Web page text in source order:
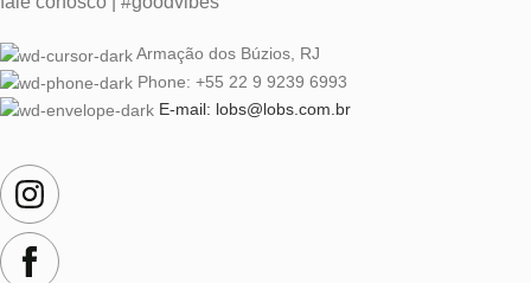
Armação dos Búzios, RJ
Phone: +55 22 9 9239 6993
E-mail: lobs@lobs.com.br